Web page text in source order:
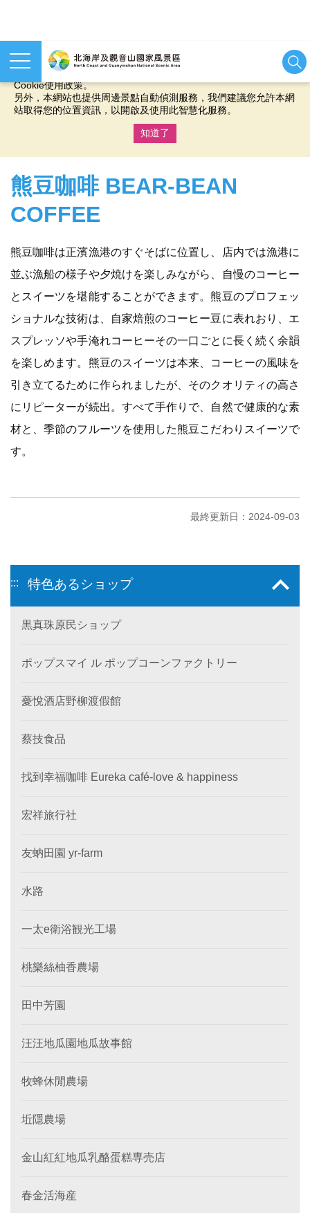
本網站使用cookies等相關技術以持續優化網站服務，並有助於為
您提供更佳的體驗，當您繼續使用本網站即表示您同意我們的
Cookie使用政策。
另外，本網站也提供周邊景點自動偵測服務，我們建議您允許本網
站取得您的位置資訊，以開啟及使用此智慧化服務。
知道了
熊豆咖啡 BEAR-BEAN
COFFEE
熊豆咖啡は正濱漁港のすぐそばに位置し、店内では漁港に
並ぶ漁船の様子や夕焼けを楽しみながら、自慢のコーヒー
とスイーツを堪能することができます。熊豆のプロフェッ
ショナルな技術は、自家焙煎のコーヒー豆に表れおり、エ
スプレッソや手淹れコーヒーその一口ごとに長く続く余韻
を楽しめます。熊豆のスイーツは本来、コーヒーの風味を
引き立てるために作られましたが、そのクオリティの高さ
にリピーターが続出。すべて手作りで、自然で健康的な素
材と、季節のフルーツを使用した熊豆こだわりスイーツで
す。
最終更新日：2024-09-03
::: 特色あるショップ
黒真珠原民ショップ
ポップスマイ ル ポップコーンファクトリー
薆悅酒店野柳渡假館
蔡技食品
找到幸福咖啡 Eureka café-love & happiness
宏祥旅行社
友蚋田園 yr-farm
水路
一太e衛浴観光工場
桃樂絲柚香農場
田中芳園
汪汪地瓜園地瓜故事館
牧蜂休閒農場
坵隱農場
金山紅紅地瓜乳酪蛋糕専売店
春金活海産